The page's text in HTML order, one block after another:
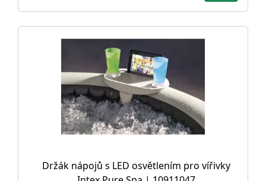
Držák nápojů s LED osvětlením pro vířivky